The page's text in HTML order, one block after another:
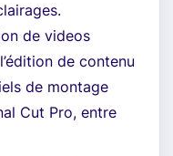
de videos
de contenu
de montage
Cut Pro, entre